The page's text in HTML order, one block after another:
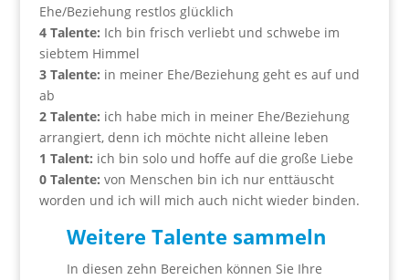
Ehe/Beziehung restlos glücklich
4 Talente: Ich bin frisch verliebt und schwebe im
siebtem Himmel
3 Talente: in meiner Ehe/Beziehung geht es auf und
ab
2 Talente: ich habe mich in meiner Ehe/Beziehung
arrangiert, denn ich möchte nicht alleine leben
1 Talent: ich bin solo und hoffe auf die große Liebe
0 Talente: von Menschen bin ich nur enttäuscht
worden und ich will mich auch nicht wieder binden.
Weitere Talente sammeln
In diesen zehn Bereichen können Sie Ihre